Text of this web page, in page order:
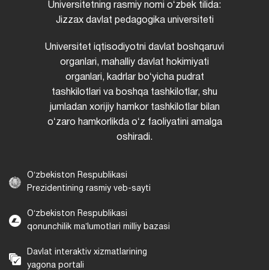
Universitetning rasmiy nomi oʻzbek tilida:
Jizzax davlat pedagogika universiteti
Universitet iqtisodiyotni davlat boshqaruvi
organlari, mahalliy davlat hokimiyati
organlari, kadrlar boʻyicha pudrat
tashkilotlari va boshqa tashkilotlar, shu
jumladan xorijiy hamkor tashkilotlar bilan
oʻzaro hamkorlikda oʻz faoliyatini amalga
oshiradi.
Oʻzbekiston Respublikasi
Prezidentining rasmiy veb-sayti
Oʻzbekiston Respublikasi
qonunchilik maʼlumotlari milliy bazasi
Davlat interaktiv xizmatlarining
yagona portali